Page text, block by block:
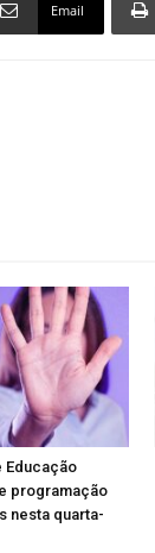
Email
Educação
programação
nesta quarta-